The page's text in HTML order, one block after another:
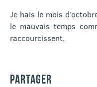
Je hais le mois
le mauvais temps
raccourcissent.
PARTAGER